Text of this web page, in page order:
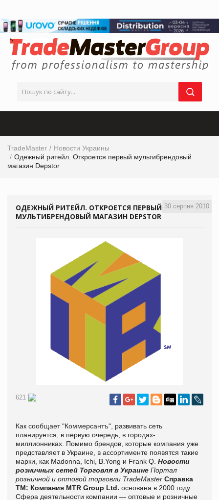
TradeMaster
Новости Украины
Одежный ритейл. Откроется первый мультибрендовый
магазин Depstor
30 серпня 2010
ОДЕЖНЫЙ РИТЕЙЛ. ОТКРОЕТСЯ ПЕРВЫЙ
МУЛЬТИБРЕНДОВЫЙ МАГАЗИН DEPSTOR
621
Как сообщает "Коммерсантъ", развивать сеть
планируется, в первую очередь, в городах-
миллионниках. Помимо брендов, которые компания уже
представляет в Украине, в ассортименте появятся такие
марки, как Madonna, Ichi, B.Yong и Frank Q. Новости
розничных сетей Торговля в Украине Портал
розничной и оптовой торговли TradeMaster Справка
ТМ: Компания MTR Group Ltd. основана в 2000 году.
Сфера деятельности компании — оптовые и розничные